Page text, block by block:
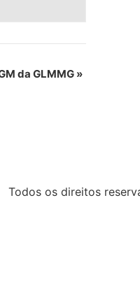
da GLMMG »
Todos os direitos